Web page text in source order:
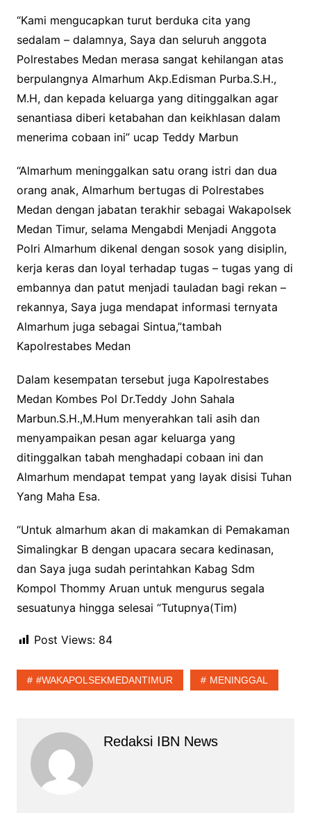
“Kami mengucapkan turut berduka cita yang
sedalam – dalamnya, Saya dan seluruh anggota
Polrestabes Medan merasa sangat kehilangan atas
berpulangnya Almarhum Akp.Edisman Purba.S.H.,
M.H, dan kepada keluarga yang ditinggalkan agar
senantiasa diberi ketabahan dan keikhlasan dalam
menerima cobaan ini” ucap Teddy Marbun
“Almarhum meninggalkan satu orang istri dan dua
orang anak, Almarhum bertugas di Polrestabes
Medan dengan jabatan terakhir sebagai Wakapolsek
Medan Timur, selama Mengabdi Menjadi Anggota
Polri Almarhum dikenal dengan sosok yang disiplin,
kerja keras dan loyal terhadap tugas – tugas yang di
embannya dan patut menjadi tauladan bagi rekan –
rekannya, Saya juga mendapat informasi ternyata
Almarhum juga sebagai Sintua,”tambah
Kapolrestabes Medan
Dalam kesempatan tersebut juga Kapolrestabes
Medan Kombes Pol Dr.Teddy John Sahala
Marbun.S.H.,M.Hum menyerahkan tali asih dan
menyampaikan pesan agar keluarga yang
ditinggalkan tabah menghadapi cobaan ini dan
Almarhum mendapat tempat yang layak disisi Tuhan
Yang Maha Esa.
“Untuk almarhum akan di makamkan di Pemakaman
Simalingkar B dengan upacara secara kedinasan,
dan Saya juga sudah perintahkan Kabag Sdm
Kompol Thommy Aruan untuk mengurus segala
sesuatunya hingga selesai “Tutupnya(Tim)
Post Views: 84
#WAKAPOLSEKMEDANTIMUR MENINGGAL
Redaksi IBN News